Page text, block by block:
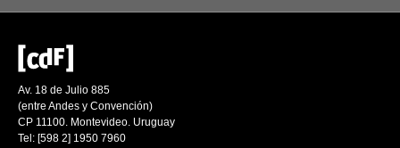
Av. 18 de Julio 885
(entre Andes y Convención)
CP 11100. Montevideo. Uruguay
Tel: [598 2] 1950 7960